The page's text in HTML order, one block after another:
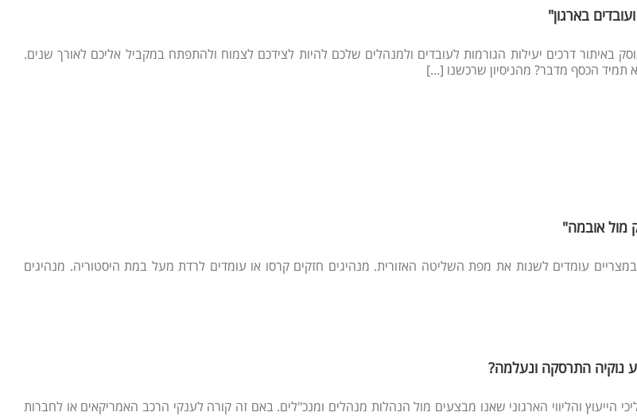
בארגון"
באיתור דרכים יעילות הגורמות לעובדים ולמנהלים שלכם להיות לצידכם לצמוח ולהתפתח במקביל אליכם לאורך שנים.
תמיד הכסף מדבר? מהניסיון שרכשנו [...]
מול אובמה"
עומדים לשנות את מפת השליטה האזורית. מנהיגים חזקים קרסו או עומדים לרדת מעל במת היסטוריה. מנהיגים
נוקיה התרסקה ונעלמה?
והליווי הארגוני שאנו מבצעים מול הנהלות מנהלים ומנכ"לים. באם זה קורה לענקי הרכב האמריקאים או לחברות